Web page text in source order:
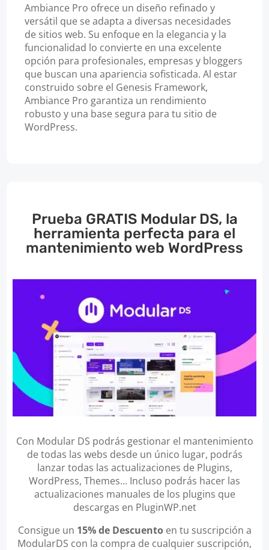
Ambiance Pro ofrece un diseño refinado y
versátil que se adapta a diversas necesidades
de sitios web. Su enfoque en la elegancia y la
funcionalidad lo convierte en una excelente
opción para profesionales, empresas y bloggers
que buscan una apariencia sofisticada. Al estar
construido sobre el Genesis Framework,
Ambiance Pro garantiza un rendimiento
robusto y una base segura para tu sitio de
WordPress.
Prueba GRATIS Modular DS, la
herramienta perfecta para el
mantenimiento web WordPress
Con Modular DS podrás gestionar el mantenimiento
de todas las webs desde un único lugar, podrás
lanzar todas las actualizaciones de Plugins,
WordPress, Themes… Incluso podrás hacer las
actualizaciones manuales de los plugins que
descargas en PluginWP.net
Consigue un 15% de Descuentoen tu suscripción a
ModularDS con la compra de cualquier suscripción,